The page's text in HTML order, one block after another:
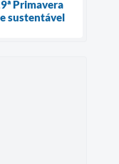
Primavera
sustentável